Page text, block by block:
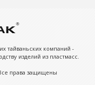
тайваньских компаний -
изделий из пластмасс.
права защищены